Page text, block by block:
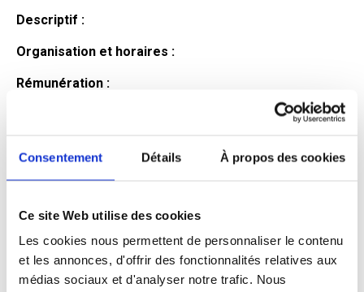
Consentement Détails À propos des cookies
Ce site Web utilise des cookies
Les cookies nous permettent de personnaliser le contenu
et les annonces, d'offrir des fonctionnalités relatives aux
médias sociaux et d'analyser notre trafic. Nous
Descriptif :
Organisation et horaires :
Rémunération :
Profil du
candidat
Qualifications et diplômes :